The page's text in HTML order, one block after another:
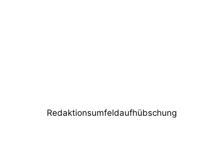
Redaktionsumfeldaufhübschung